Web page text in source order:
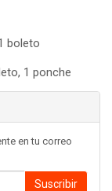
boleto
1 ponche
en tu correo
Suscribir